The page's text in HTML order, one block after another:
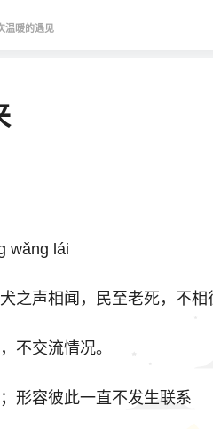
温暖的遇见
wǎng lái
犬之声相闻，民至老死，不
不交流情况。
形容彼此一直不发生联系